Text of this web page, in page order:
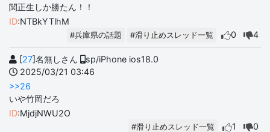
関正生しか勝たん！！
ID:NTBkYTlhM
#兵庫県の話題 #滑り止めスレッド一覧 0 4
[27]名無しさん
sp/iPhone ios18.0
2025/03/21 03:46
>>26
いや竹岡だろ
ID:MjdjNWU2O
#滑り止めスレッド一覧 1 0